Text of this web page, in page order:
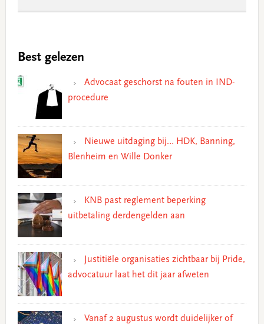
Best gelezen
Advocaat geschorst na fouten in IND-
procedure
Nieuwe uitdaging bij… HDK, Banning,
Blenheim en Wille Donker
KNB past reglement beperking
uitbetaling derdengelden aan
Justitiële organisaties zichtbaar bij Pride,
advocatuur laat het dit jaar afweten
Vanaf 2 augustus wordt duidelijker of